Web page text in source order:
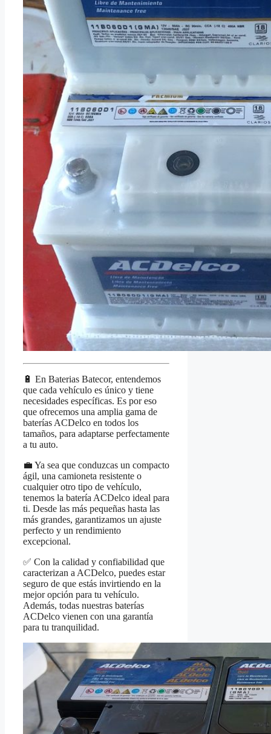
🔋 En Baterias Batecor, entendemos
que cada vehículo es único y tiene
necesidades específicas. Es por eso
que ofrecemos una amplia gama de
baterías ACDelco en todos los
tamaños, para adaptarse perfectamente
a tu auto.
💼 Ya sea que conduzcas un compacto
ágil, una camioneta resistente o
cualquier otro tipo de vehículo,
tenemos la batería ACDelco ideal para
ti. Desde las más pequeñas hasta las
más grandes, garantizamos un ajuste
perfecto y un rendimiento
excepcional.
✅ Con la calidad y confiabilidad que
caracterizan a ACDelco, puedes estar
seguro de que estás invirtiendo en la
mejor opción para tu vehículo.
Además, todas nuestras baterías
ACDelco vienen con una garantía
para tu tranquilidad.